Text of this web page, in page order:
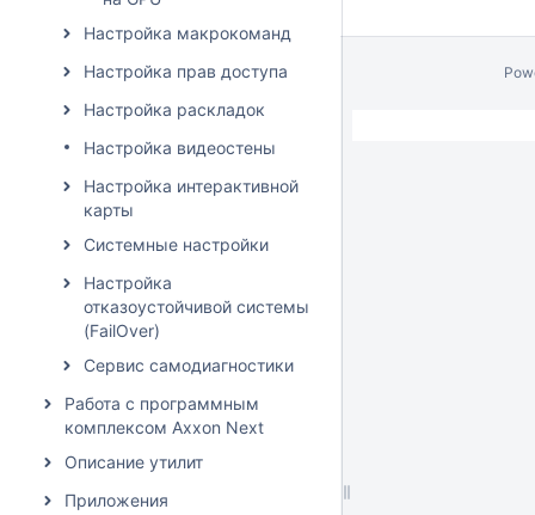
Настройка макрокоманд
Настройка прав доступа
Настройка раскладок
Настройка видеостены
Настройка интерактивной
карты
Системные настройки
Настройка
отказоустойчивой системы
(FailOver)
Сервис самодиагностики
Работа с программным
комплексом Axxon Next
Описание утилит
Приложения